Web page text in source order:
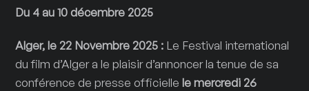
Du 4 au 10 décembre 2025
Alger, le 22 Novembre 2025 : Le Festival international
du film d’Alger a le plaisir d’annoncer la tenue de sa
conférence de presse officiellele mercredi 26